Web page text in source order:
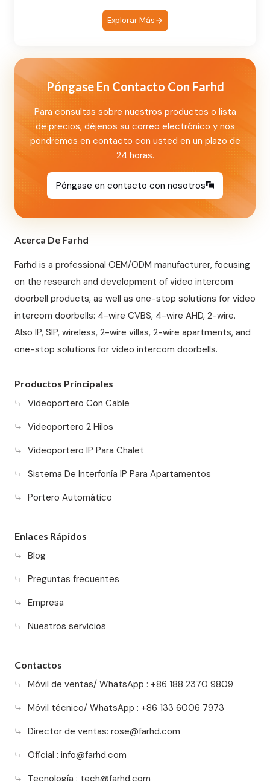
Explorar Más
Póngase En Contacto Con Farhd
Para consultas sobre nuestros productos o lista
de precios, déjenos su correo electrónico y nos
pondremos en contacto con usted en un plazo de
24 horas.
Póngase en contacto con nosotros
Acerca De Farhd
Farhd is a professional OEM/ODM manufacturer, focusing
on the research and development of video intercom
doorbell products, as well as one-stop solutions for video
intercom doorbells: 4-wire CVBS, 4-wire AHD, 2-wire.
Also IP, SIP, wireless, 2-wire villas, 2-wire apartments, and
one-stop solutions for video intercom doorbells.
Productos Principales
Videoportero Con Cable
Videoportero 2 Hilos
Videoportero IP Para Chalet
Sistema De Interfonía IP Para Apartamentos
Portero Automático
Enlaces Rápidos
Blog
Preguntas frecuentes
Empresa
Nuestros servicios
Contactos
Móvil de ventas/ WhatsApp : +86 188 2370 9809
Móvil técnico/ WhatsApp : +86 133 6006 7973
Director de ventas: rose@farhd.com
Oficial : info@farhd.com